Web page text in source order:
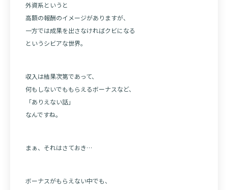
外資系というと
高額の報酬のイメージがありますが、
一方では成果を出さなければクビになる
というシビアな世界。
収入は結果次第であって、
何もしないでももらえるボーナスなど、
「ありえない話」
なんですね。
まぁ、それはさておき…
ボーナスがもらえない中でも、